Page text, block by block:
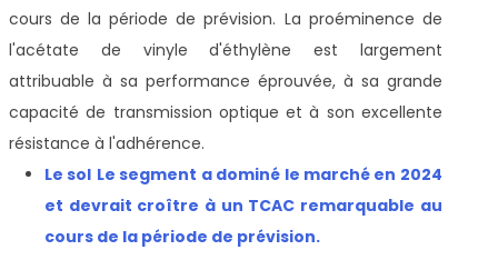
cours de la période de prévision. La proéminence de
l'acétate de vinyle d'éthylène est largement
attribuable à sa performance éprouvée, à sa grande
capacité de transmission optique et à son excellente
résistance à l'adhérence.
Le sol Le segment a dominé le marché en 2024
et devrait croître à un TCAC remarquable au
cours de la période de prévision.